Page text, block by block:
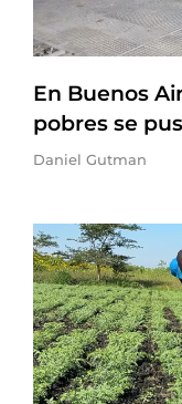
En Buenos
pobres se
Daniel Gutman